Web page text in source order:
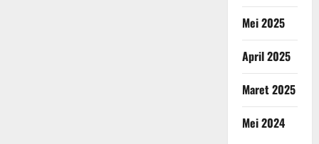
Mei 2025
April 2025
Maret 2025
Mei 2024